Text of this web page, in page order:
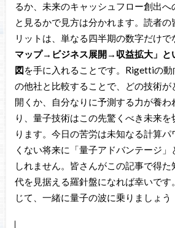
るか、未来のキャッシュフロー創出へ
と見るかで見方は分かれます。読者の
リットは、単なる四半期の数字だけで
マップ→ビジネス展開→収益拡大」と
図を手に入れることです。Rigettiの
の他社と比較することで、どの技術が
開くか、自分なりに予測する力が養わ
り、量子技術はこの先驚くべき未来
ります。今日の苦労は未知なる計算
くない将来に「量子アドバンテージ」
しれません。皆さんがこの記事で得
代を見据える羅針盤になれば幸いです
じて、一緒に量子の波に乗りましょう